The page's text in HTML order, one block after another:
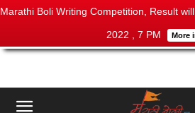
Marathi Boli Writing Competition, Result
2022 , 7 PM More